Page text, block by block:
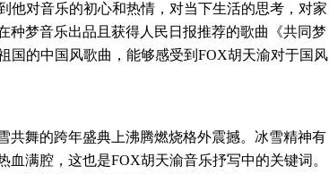
他对音乐的初心和热情，对当下生活的思考，对家
种梦音乐出品且获得人民日报推荐的歌曲《共同梦
国的中国风歌曲，能够感受到FOX胡天渝对于国风
舞的跨年盛典上沸腾燃烧格外震撼。冰雪精神有
满腔，这也是FOX胡天渝音乐抒写中的关键词。